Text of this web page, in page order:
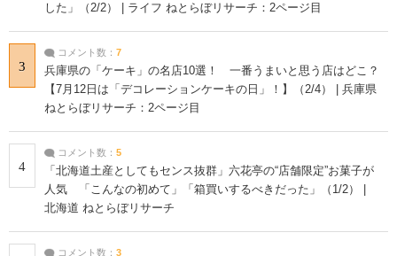
した」（2/2） | ライフ ねとらぼリサーチ：2ページ目
3
コメント数： 7
兵庫県の「ケーキ」の名店10選！ 一番うまいと思う店はどこ？
【7月12日は「デコレーションケーキの日」！】（2/4） | 兵庫県
ねとらぼリサーチ：2ページ目
4
コメント数： 5
「北海道土産としてもセンス抜群」六花亭の“店舗限定”お菓子が
人気 「こんなの初めて」「箱買いするべきだった」（1/2） |
北海道 ねとらぼリサーチ
コメント数： 3